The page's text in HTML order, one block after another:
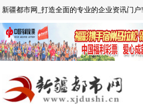
新疆都市网_打造全面的专业的企业资讯门户!